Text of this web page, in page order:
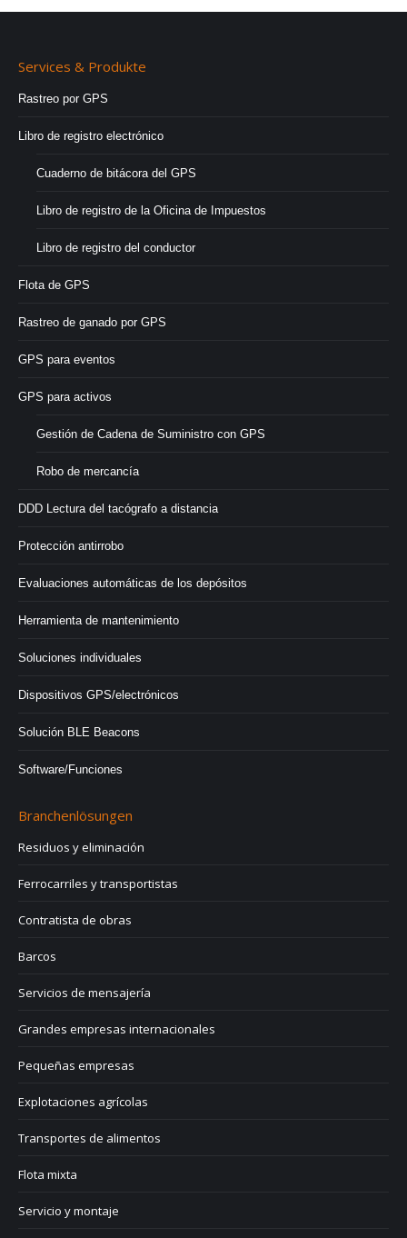
Services & Produkte
Rastreo por GPS
Libro de registro electrónico
Cuaderno de bitácora del GPS
Libro de registro de la Oficina de Impuestos
Libro de registro del conductor
Flota de GPS
Rastreo de ganado por GPS
GPS para eventos
GPS para activos
Gestión de Cadena de Suministro con GPS
Robo de mercancía
DDD Lectura del tacógrafo a distancia
Protección antirrobo
Evaluaciones automáticas de los depósitos
Herramienta de mantenimiento
Soluciones individuales
Dispositivos GPS/electrónicos
Solución BLE Beacons
Software/Funciones
Branchenlösungen
Residuos y eliminación
Ferrocarriles y transportistas
Contratista de obras
Barcos
Servicios de mensajería
Grandes empresas internacionales
Pequeñas empresas
Explotaciones agrícolas
Transportes de alimentos
Flota mixta
Servicio y montaje